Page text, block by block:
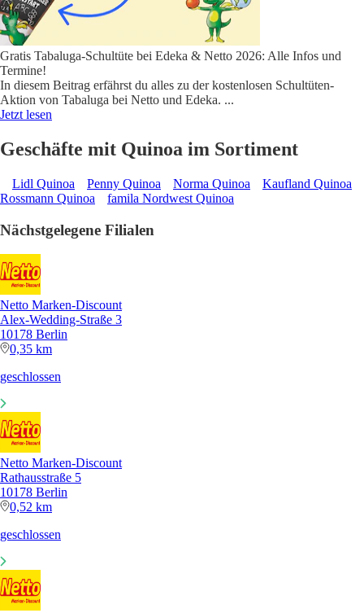
Gratis Tabaluga-Schultüte bei Edeka & Netto 2026: Alle Infos und
Termine!
In diesem Beitrag erfährst du alles zu der kostenlosen Schultüten-
Aktion von Tabaluga bei Netto und Edeka. ...
Jetzt lesen
Geschäfte mit Quinoa im Sortiment
Lidl Quinoa Penny Quinoa Norma Quinoa
Kaufland Quinoa
Rossmann Quinoa
famila Nordwest Quinoa
Nächstgelegene Filialen
Netto Marken-Discount
Alex-Wedding-Straße 3
10178 Berlin
0,35 km
geschlossen
Netto Marken-Discount
Rathausstraße 5
10178 Berlin
0,52 km
geschlossen